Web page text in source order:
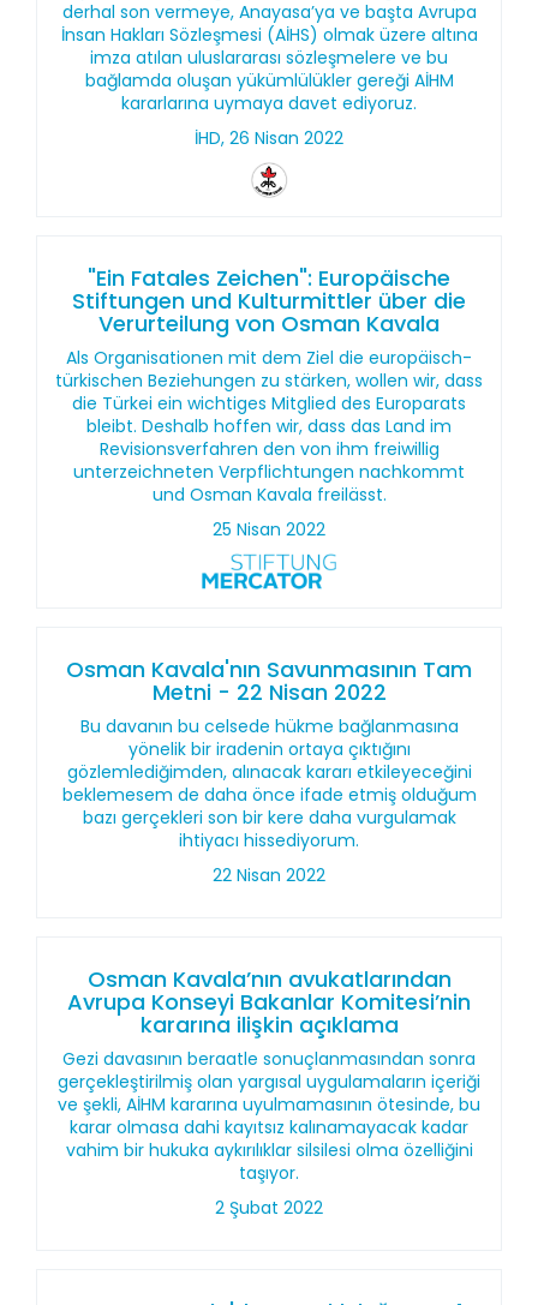
derhal son vermeye, Anayasa’ya ve başta Avrupa
İnsan Hakları Sözleşmesi (AİHS) olmak üzere altına
imza atılan uluslararası sözleşmelere ve bu
bağlamda oluşan yükümlülükler gereği AİHM
kararlarına uymaya davet ediyoruz.
İHD, 26 Nisan 2022
"Ein Fatales Zeichen": Europäische
Stiftungen und Kulturmittler über die
Verurteilung von Osman Kavala
Als Organisationen mit dem Ziel die europäisch-
türkischen Beziehungen zu stärken, wollen wir, dass
die Türkei ein wichtiges Mitglied des Europarats
bleibt. Deshalb hoffen wir, dass das Land im
Revisionsverfahren den von ihm freiwillig
unterzeichneten Verpflichtungen nachkommt
und Osman Kavala freilässt.
25 Nisan 2022
Osman Kavala'nın Savunmasının Tam
Metni - 22 Nisan 2022
Bu davanın bu celsede hükme bağlanmasına
yönelik bir iradenin ortaya çıktığını
gözlemlediğimden, alınacak kararı etkileyeceğini
beklemesem de daha önce ifade etmiş olduğum
bazı gerçekleri son bir kere daha vurgulamak
ihtiyacı hissediyorum.
22 Nisan 2022
Osman Kavala’nın avukatlarından
Avrupa Konseyi Bakanlar Komitesi’nin
kararına ilişkin açıklama
Gezi davasının beraatle sonuçlanmasından sonra
gerçekleştirilmiş olan yargısal uygulamaların içeriği
ve şekli, AİHM kararına uyulmamasının ötesinde, bu
karar olmasa dahi kayıtsız kalınamayacak kadar
vahim bir hukuka aykırılıklar silsilesi olma özelliğini
taşıyor.
2 Şubat 2022